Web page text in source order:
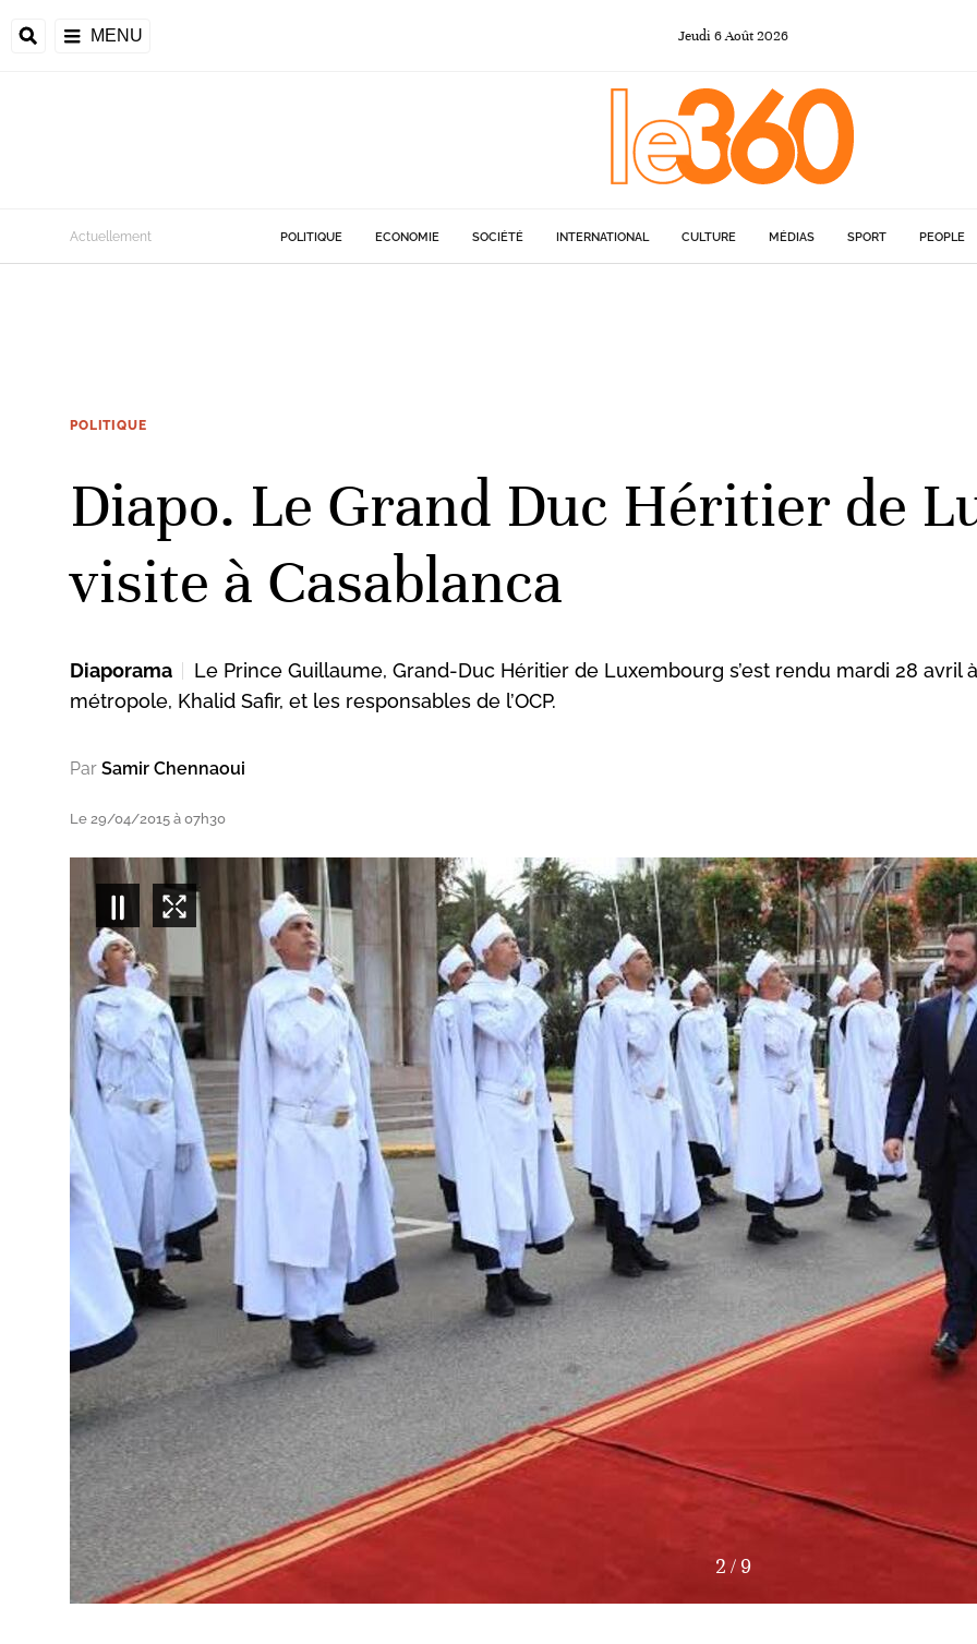
MENU Jeudi 6Août 2026
Actuellement POLITIQUE ECONOMIE SOCIÉTÉ INTERNATIONAL CULTURE MÉDIAS SPORT PEOPLE
POLITIQUE
Diapo. Le Grand Duc Héritier de
visite à Casablanca
Diaporama
Le Prince Guillaume, Grand-Duc Héritier de Luxembourg s’est rendu mardi 28 avril
métropole, Khalid Safir, et les responsables de l’OCP.
Par Samir Chennaoui
Le 29/04/2015 à 07h30
3 / 9